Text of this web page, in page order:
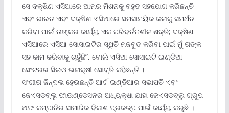
ସେ ଦକ୍ଷିଣ ଏସିଆରେ ଆମର ମିଶନକୁ ବହୁତ ସହଯୋଗ କରିଛନ୍ତି
ଏବଂ ଭାରତ ଏବଂ ଦକ୍ଷିଣ ଏସିଆରେ ସମସାମୟିକ କଳାକୁ ସମର୍ଥନ
କରିବା ପାଇଁ ତାଙ୍କର କାର୍ଯ୍ୟ ଏକ ପରିବର୍ତନଶୀଳ ଶକ୍ତି; ଦକ୍ଷିଣ
ଏସିଆରେ ଏସିଆ ସୋସାଇଟିର ସ୍ଥିତି ମଜବୁତ କରିବା ପାଇଁ ମୁଁ ତାଙ୍କ
ସହ କାମ କରିବାକୁ ଚାହୁଁଛି”, ବୋଲି ଏସିଆ ସୋସାଇଟି ଇଣ୍ଡିଆ
ସେଂଟରର ସିଇଓ ଇନାକ୍ଷୀ ସୋବ୍‌ତି କହିଛନ୍ତି ।
ସଂଗୀତା ଜିନ୍ଦଲ ହେଉଛନ୍ତି ଆର୍ଟ ଇଣ୍ଡିଆର ସଭାପତି ଏବଂ
ଜେଏସଡବ୍ଲୁ ଫାଉଣ୍ଡେସନର ଅଧ୍ୟକ୍ଷା ଯାହା ଜେଏସଡବ୍ଲୁ ଗ୍ରୁପ
ଅଫ କମ୍ପାନିର ସାମାଜିକ ବିକାଶ ପ୍ରକଳ୍ପ ପାଇଁ କାର୍ଯ୍ୟ କରୁଛି ।